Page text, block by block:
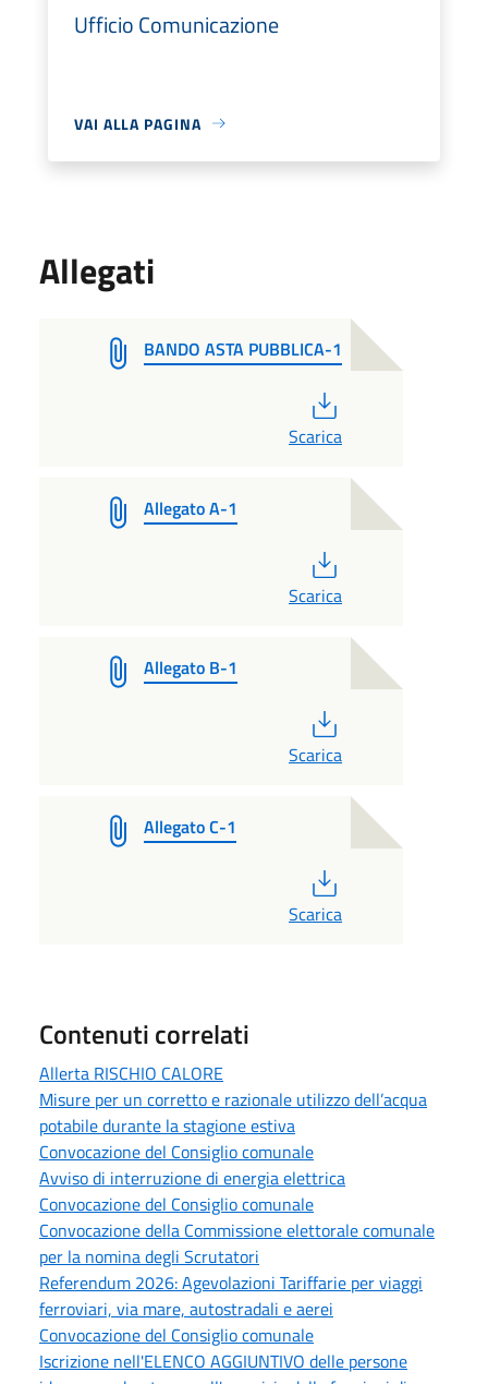
Ufficio Comunicazione
VAI ALLA PAGINA
Allegati
BANDO ASTA PUBBLICA-1
Scarica
Allegato A-1
Scarica
Allegato B-1
Scarica
Allegato C-1
Scarica
Contenuti correlati
Allerta RISCHIO CALORE
Misure per un corretto e razionale utilizzo dell’acqua
potabile durante la stagione estiva
Convocazione del Consiglio comunale
Avviso di interruzione di energia elettrica
Convocazione del Consiglio comunale
Convocazione della Commissione elettorale comunale
per la nomina degli Scrutatori
Referendum 2026: Agevolazioni Tariffarie per viaggi
ferroviari, via mare, autostradali e aerei
Convocazione del Consiglio comunale
Iscrizione nell'ELENCO AGGIUNTIVO delle persone